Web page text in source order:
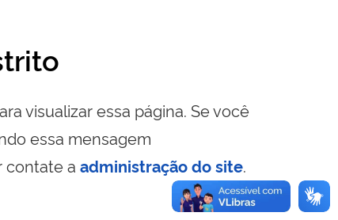
visualizar essa página. Se você
essa mensagem
contate a administração do site.